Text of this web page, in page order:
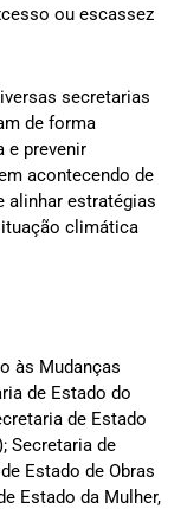
ou escassez
secretarias
de forma
e prevenir
acontecendo de
alinhar estratégias
climática
às Mudanças
de Estado do
de Estado
Secretaria de
Estado de Obras
Estado da Mulher,